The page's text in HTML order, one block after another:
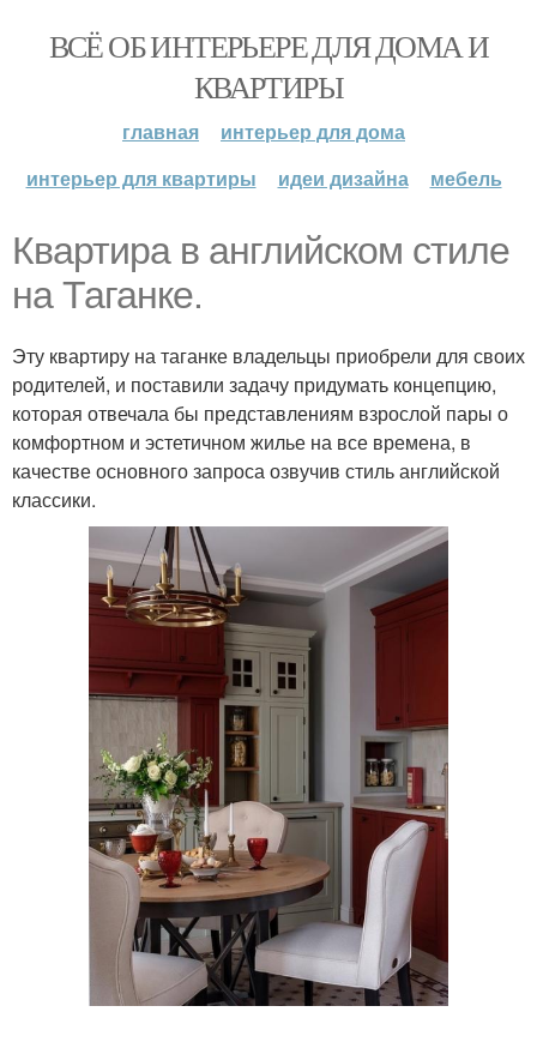
ВСЁ ОБ ИНТЕРЬЕРЕ ДЛЯ ДОМА И
КВАРТИРЫ
главная
интерьер для дома
интерьер для квартиры
идеи дизайна мебель
Квартира в английском стиле
на Таганке.
Эту квартиру на таганке владельцы приобрели для своих
родителей, и поставили задачу придумать концепцию,
которая отвечала бы представлениям взрослой пары о
комфортном и эстетичном жилье на все времена, в
качестве основного запроса озвучив стиль английской
классики.